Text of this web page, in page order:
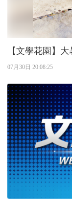
【文學花園】大
07月30日 20:08:25